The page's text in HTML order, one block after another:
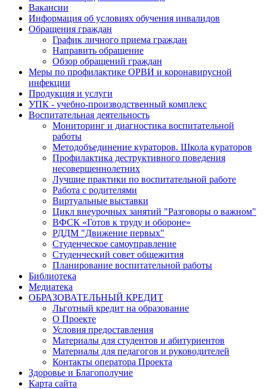
Вакансии
Информация об условиях обучения инвалидов
Обращения граждан
График личного приема граждан
Направить обращение
Обзор обращений граждан
Меры по профилактике ОРВИ и коронавирусной
инфекции
Продукция и услуги
УПК - учебно-производственный комплекс
Воспитательная деятельность
Мониторинг и диагностика воспитательной
работы
Методобъединение кураторов. Школа кураторов
Профилактика деструктивного поведения
несовершеннолетних
Лучшие практики по воспитательной работе
Работа с родителями
Виртуальные выставки
Цикл внеурочных занятий "Разговоры о важном"
ВФСК «Готов к труду и обороне»
РДДМ "Движение первых"
Студенческое самоуправление
Студенческий совет общежития
Планирование воспитательной работы
Библиотека
Медиатека
ОБРАЗОВАТЕЛЬНЫЙ КРЕДИТ
Льготный кредит на образование
О Проекте
Условия предоставления
Материалы для студентов и абитуриентов
Материалы для педагогов и руководителей
Контакты оператора Проекта
Здоровье и Благополучие
Карта сайта